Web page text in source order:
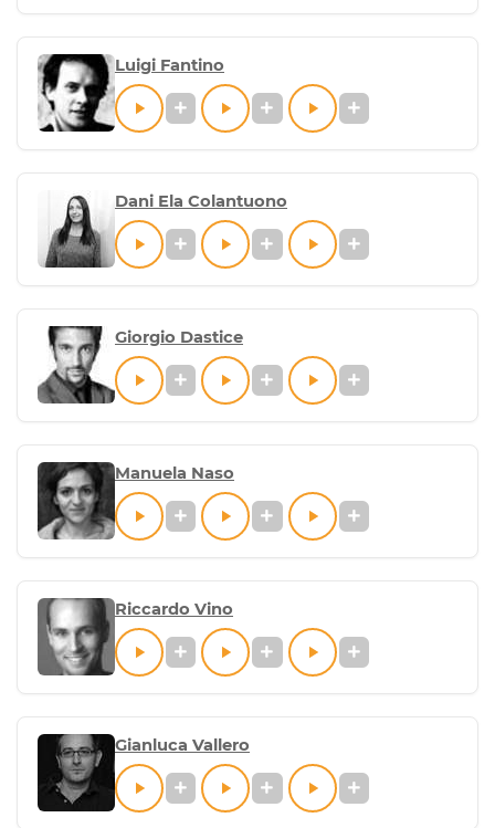
Luigi Fantino
Dani Ela Colantuono
Giorgio Dastice
Manuela Naso
Riccardo Vino
Gianluca Vallero